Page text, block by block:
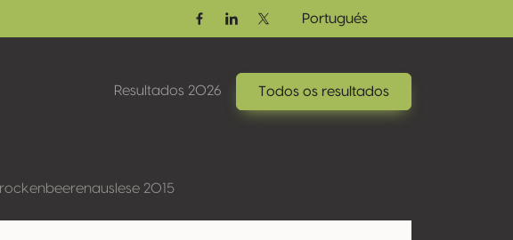
FacebookLinkedinTwitter / X
Portugués
Resultados 2026 Todos os resultados
2015